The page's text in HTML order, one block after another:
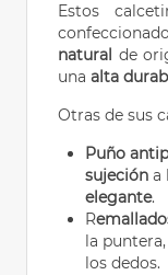
Estos
natural de
una alta
Otras de sus
Puño
sujeción a
elegante.
R
la
los dedos.